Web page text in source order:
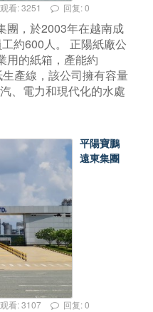
看: 3251 回复: 0
團，於2003年在越南成
約600人。 正陽紙廠公
用的紙箱，產能約
產線，該公司擁有容量
、電力和現代化的水處
平陽寶鵬
遠東集團
看: 3107 回复: 0